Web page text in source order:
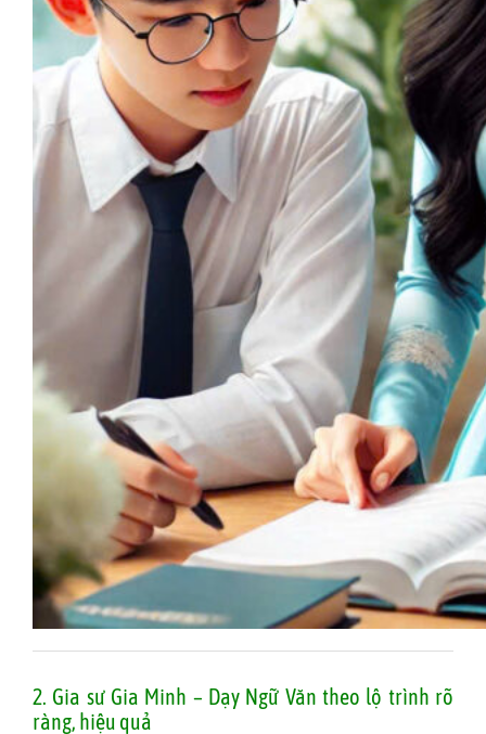
2. Gia sư Gia Minh – Dạy Ngữ Văn theo lộ trình rõ
ràng, hiệu quả